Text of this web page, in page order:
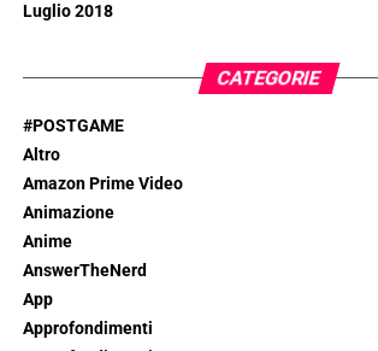
Luglio 2018
CATEGORIE
#POSTGAME
Altro
Amazon Prime Video
Animazione
Anime
AnswerTheNerd
App
Approfondimenti